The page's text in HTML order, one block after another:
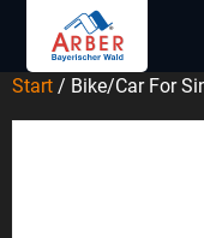
Start / Bike/Car For